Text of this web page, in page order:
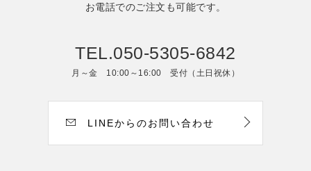
お電話でのご注文も可能です。
TEL.050-5305-6842
月～金 10:00～16:00 受付（土日祝休）
LINEからのお問い合わせ